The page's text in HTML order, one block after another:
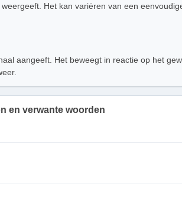
Het kan variëren van een
aangeeft. Het beweegt in reactie op het
en verwante woorden